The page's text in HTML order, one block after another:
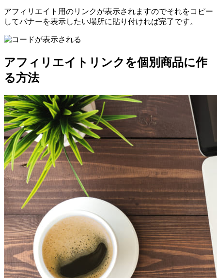
アフィリエイト用のリンクが表示されますのでそれをコピー
してバナーを表示したい場所に貼り付ければ完了です。
アフィリエイトリンクを個別商品に作
る方法